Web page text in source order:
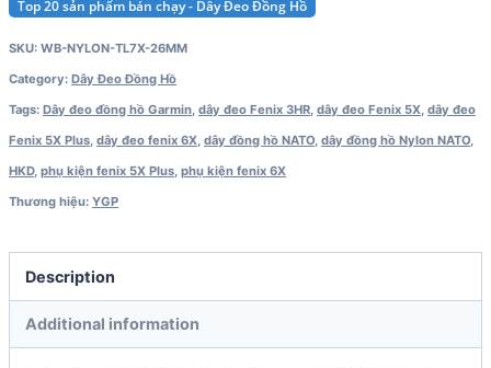
Top 20 sản phẩm bán chạy - Dây Đeo Đồng Hồ
SKU: WB-NYLON-TL7X-26MM
Category: Dây Đeo Đồng Hồ
Tags: Dây đeo đồng hồ Garmin, dây đeo Fenix 3HR, dây đeo Fenix 5X, dây đeo
Fenix 5X Plus, dây đeo fenix 6X, dây đồng hồ NATO, dây đồng hồ Nylon NATO,
HKD, phụ kiện fenix 5X Plus, phụ kiện fenix 6X
Thương hiệu: YGP
Description
Additional information